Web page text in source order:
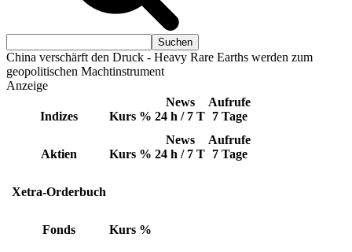
China verschärft den Druck - Heavy Rare Earths werden zum
geopolitischen Machtinstrument
Anzeige
Indizes Kurs %
News
24 h / 7 T
Aufrufe
7 Tage
Aktien Kurs %
News
24 h / 7 T
Aufrufe
7 Tage
Xetra-Orderbuch
Fonds Kurs %